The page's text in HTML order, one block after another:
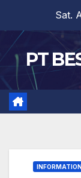
content
Sat.
PT